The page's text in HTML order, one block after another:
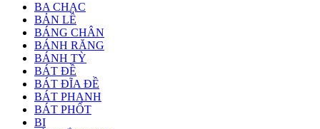
BA CHẠC
BẢN LỀ
BÁNG CHÂN
BÁNH RĂNG
BÁNH TỲ
BÁT ĐỀ
BÁT ĐĨA ĐỀ
BÁT PHANH
BÁT PHỐT
BI